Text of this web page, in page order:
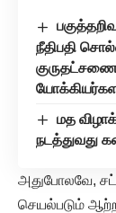
நீதிபதி
மத
நடத்துவது
அதுபோலவே,
செயல்படும்